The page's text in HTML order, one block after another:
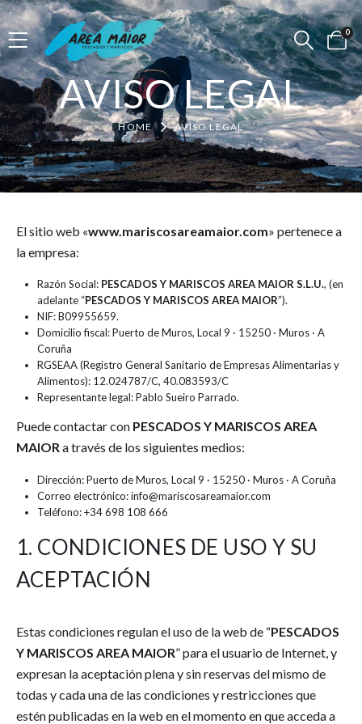
0
AVISO LEGAL
HOME AVISO LEGAL
El sitio web «www.mariscosareamaior.com» pertenece a
la empresa:
Razón Social: PESCADOS Y MARISCOS AREA MAIOR S.L.U., (en
adelante “PESCADOS Y MARISCOS AREA MAIOR”).
NIF: B09955659.
Domicilio fiscal: Puerto de Muros, Local 9 · 15250 · Muros · A
Coruña
RGSEAA (Registro General Sanitario de Empresas Alimentarias y
Alimentos): 12.024787/C, 40.083593/C
Representante legal: Pablo Sueiro Parrado.
Puede contactar con PESCADOS Y MARISCOS AREA
MAIORa través de los siguientes medios:
Dirección: Puerto de Muros, Local 9 · 15250 · Muros · A Coruña
Correo electrónico: info@mariscosareamaior.com
Teléfono: +34 698 108 666
1. CONDICIONES DE USO Y SU
ACEPTACIÓN
Estas condiciones regulan el uso de la web de “PESCADOS
Y MARISCOS AREA MAIOR” para el usuario de Internet, y
expresan la aceptación plena y sin reservas del mismo de
todas y cada una de las condiciones y restricciones que
estén publicadas en la web en el momento en que acceda a